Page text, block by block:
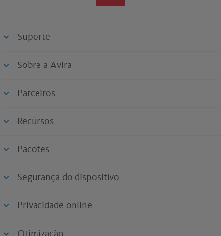
Suporte
Sobre a Avira
Parceiros
Recursos
Pacotes
Segurança do dispositivo
Privacidade online
Otimização